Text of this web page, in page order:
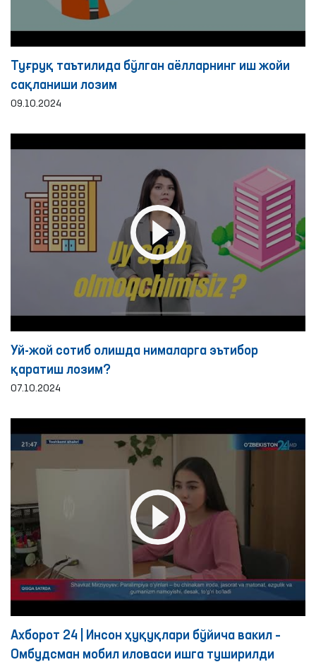
Туғруқ таътилида бўлган аёлларнинг иш жойи
сақланиши лозим
09.10.2024
Уй-жой сотиб олишда нималарга эътибор
қаратиш лозим?
07.10.2024
Ахборот 24 | Инсон ҳуқуқлари бўйича вакил –
Омбудсман мобил иловаси ишга туширилди